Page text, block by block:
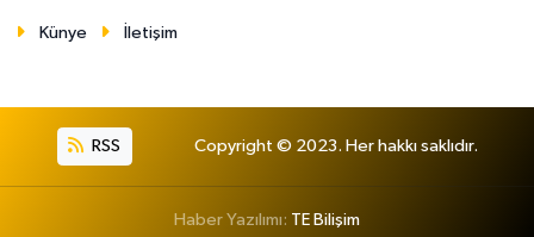
Künye İletişim
RSS Copyright © 2023. Her hakkı saklıdır.
Haber Yazılımı: TE Bilişim